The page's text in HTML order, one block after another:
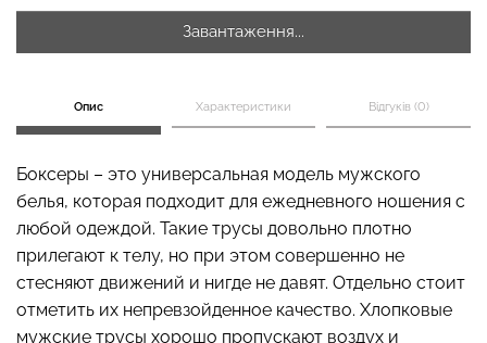
Завантаження...
Опис Характеристики Відгуків (0)
Боксеры – это универсальная модель мужского
белья, которая подходит для ежедневного ношения с
любой одеждой. Такие трусы довольно плотно
прилегают к телу, но при этом совершенно не
стесняют движений и нигде не давят. Отдельно стоит
отметить их непревзойденное качество. Хлопковые
мужские трусы хорошо пропускают воздух и